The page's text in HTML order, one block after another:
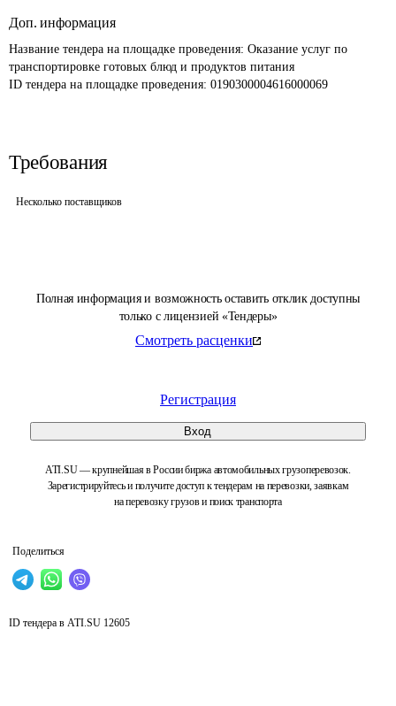
Полная информация и возможность оставить отклик доступны
только с лицензией «Тендеры»
Смотреть расценки
Регистрация
Вход
ATI.SU — крупнейшая в России биржа автомобильных грузоперевозок.
Зарегистрируйтесь и получите доступ к тендерам на перевозки, заявкам
на перевозку грузов и поиск транспорта
Поделиться
Доп. информация
Название тендера на площадке проведения: Оказание услуг по
транспортировке готовых блюд и продуктов питания
ID тендера на площадке проведения: 0190300004616000069
Требования
Несколько поставщиков
ID тендера в ATI.SU 12605